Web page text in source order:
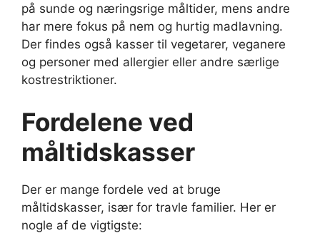
på sunde og næringsrige måltider, mens andre
har mere fokus på nem og hurtig madlavning.
Der findes også kasser til vegetarer, veganere
og personer med allergier eller andre særlige
kostrestriktioner.
Fordelene ved
måltidskasser
Der er mange fordele ved at bruge
måltidskasser, især for travle familier. Her er
nogle af de vigtigste: